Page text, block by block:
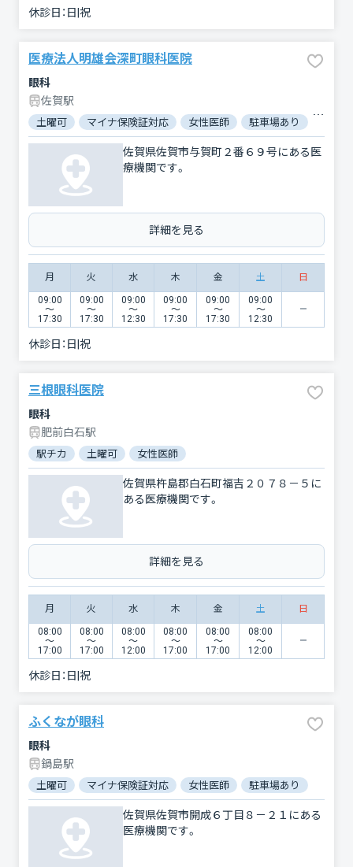
休診日： 日|祝
医療法人明雄会深町眼科医院
眼科
佐賀駅
土曜可 マイナ保険証対応 女性医師 駐車場あり
佐賀県佐賀市与賀町２番６９号にある医
療機関です。
詳細を見る
月 火 水 木 金 土 日
09:00
〜
17:30
09:00
〜
17:30
09:00
〜
12:30
09:00
〜
17:30
09:00
〜
17:30
09:00
〜
12:30
休診日： 日|祝
三根眼科医院
眼科
肥前白石駅
駅チカ 土曜可 女性医師
佐賀県杵島郡白石町福吉２０７８－５に
ある医療機関です。
詳細を見る
月 火 水 木 金 土 日
08:00
〜
17:00
08:00
〜
17:00
08:00
〜
12:00
08:00
〜
17:00
08:00
〜
17:00
08:00
〜
12:00
休診日： 日|祝
ふくなが眼科
眼科
鍋島駅
土曜可 マイナ保険証対応 女性医師 駐車場あり
佐賀県佐賀市開成６丁目８－２１にある
医療機関です。